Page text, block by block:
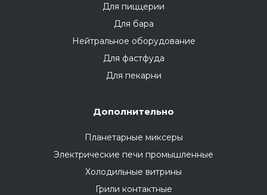
Для пиццерии
Для бара
Нейтральное оборудование
Для фастфуда
Для пекарни
Дополнительно
Планетарные миксеры
Электрические печи промышленные
Холодильные витрины
Грили контактные